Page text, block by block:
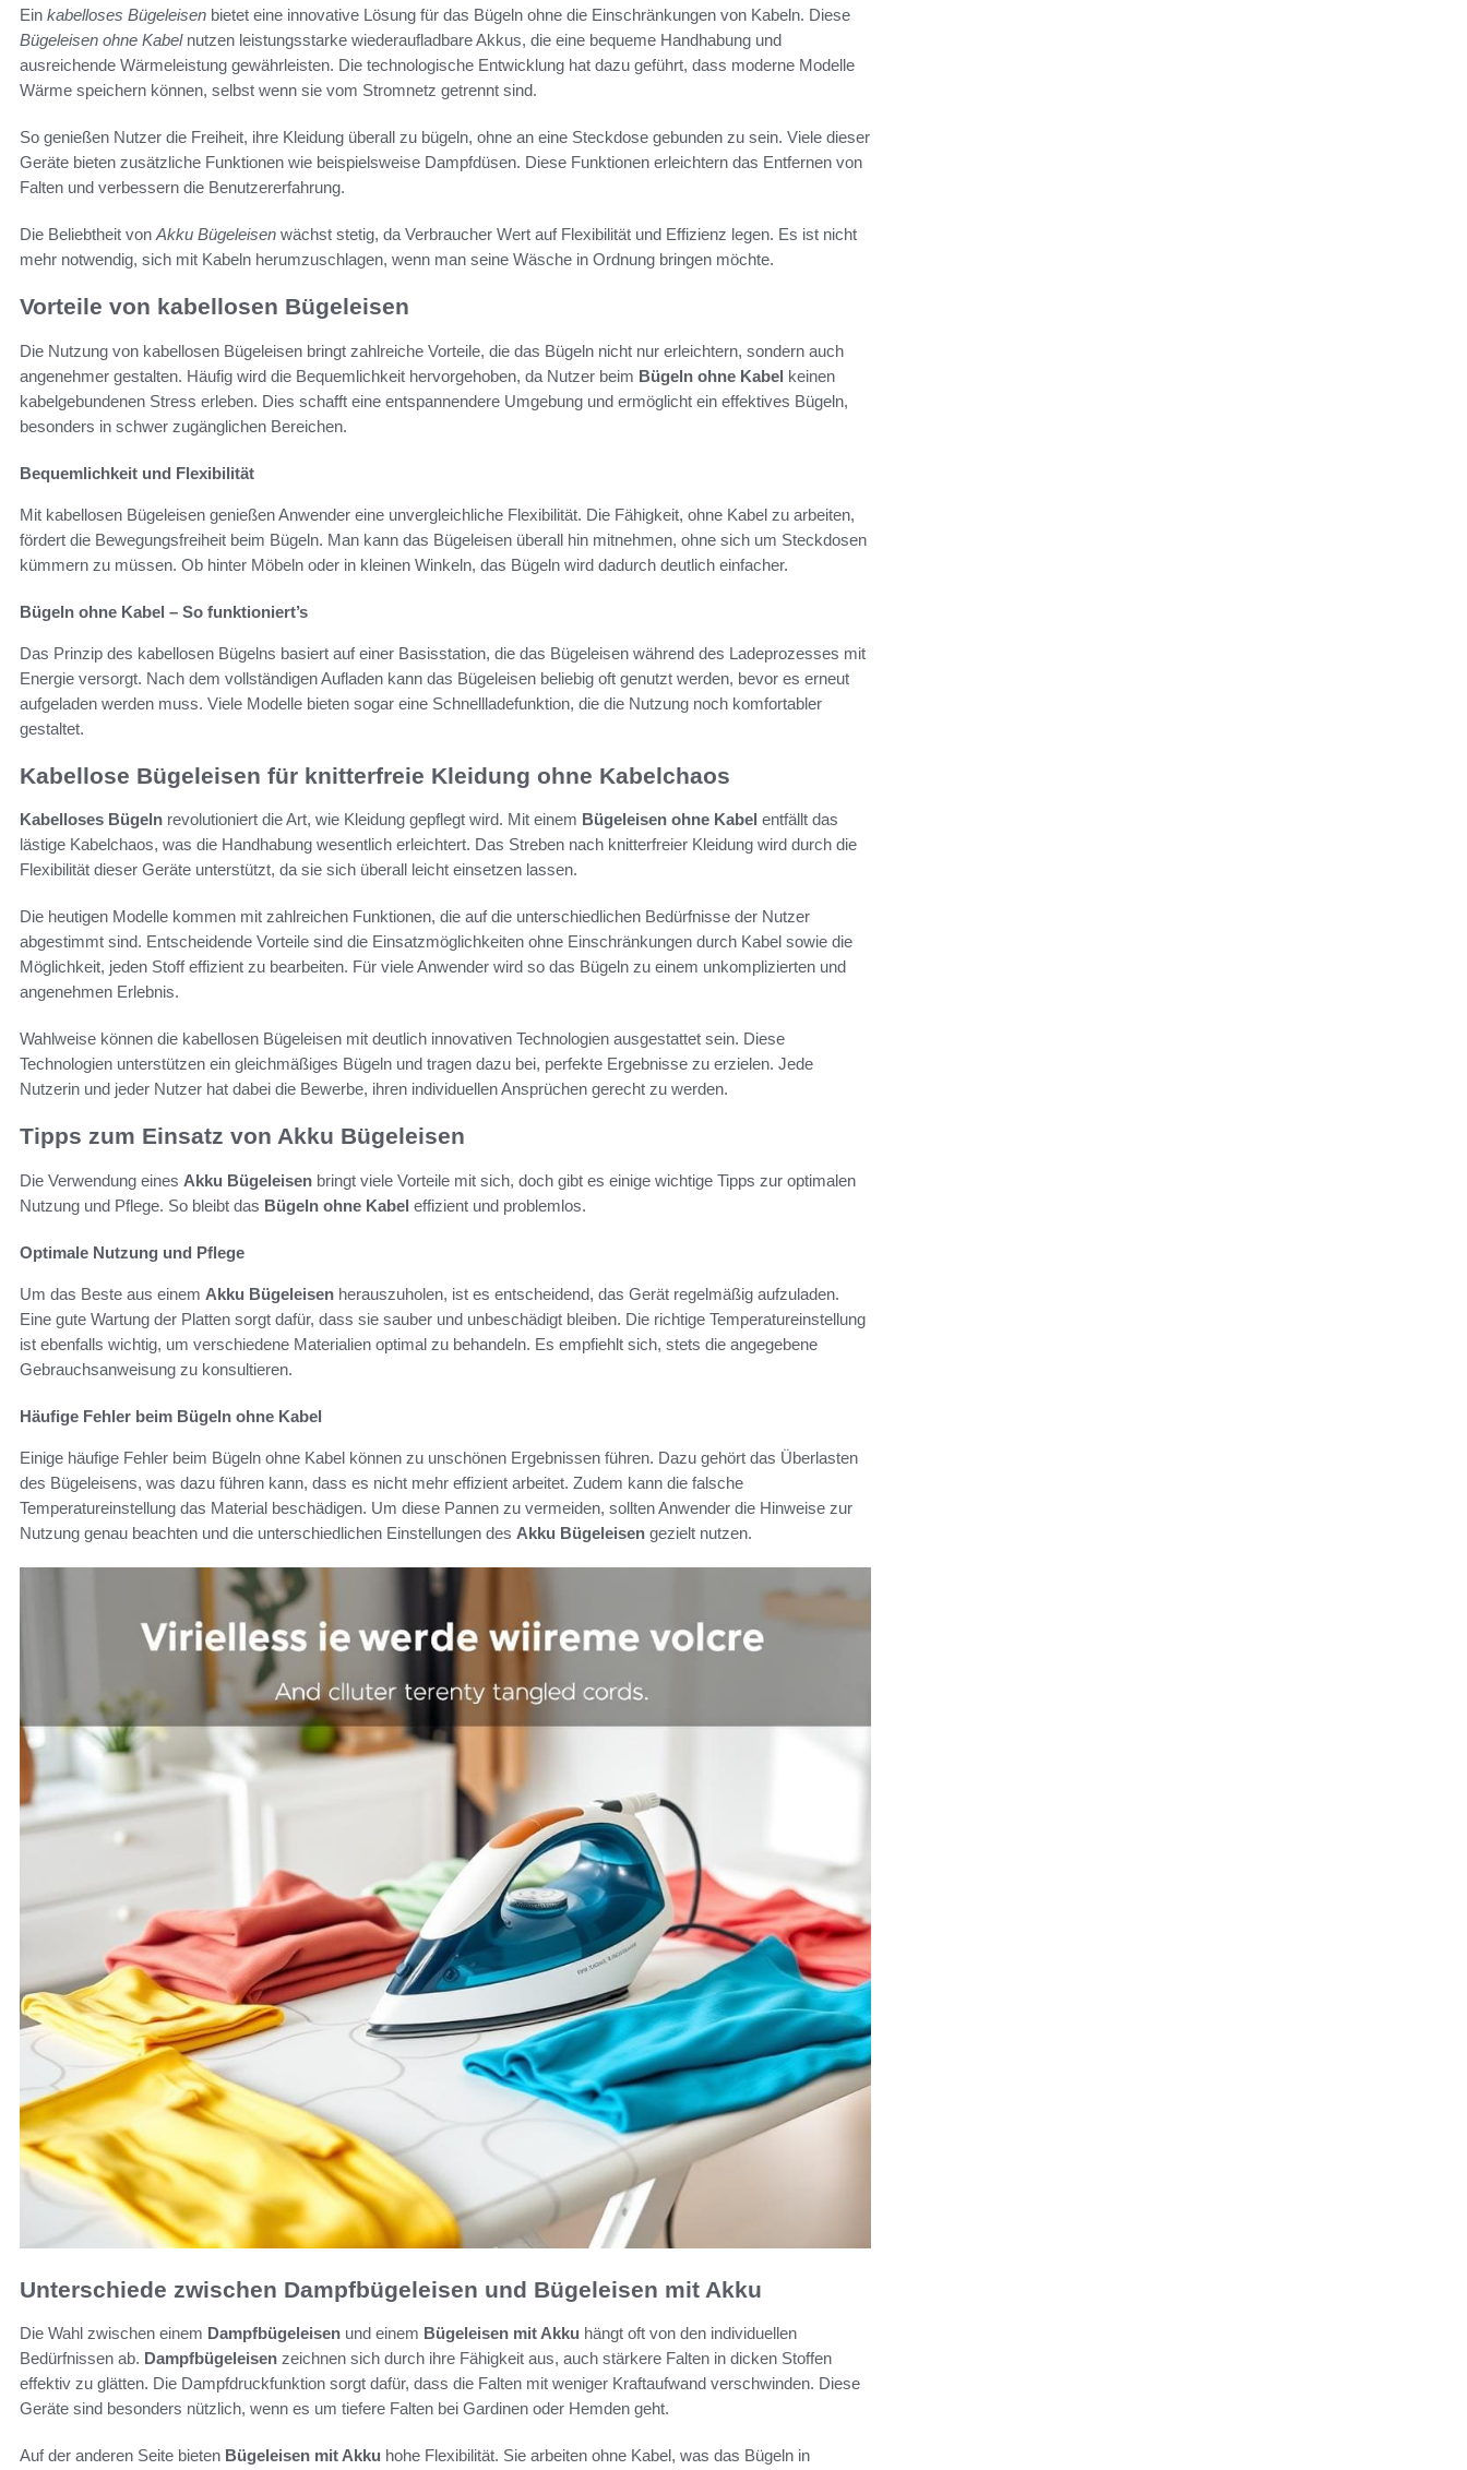
Ein kabelloses Bügeleisen bietet eine innovative Lösung für das Bügeln ohne die Einschränkungen von Kabeln. Diese
Bügeleisen ohne Kabelnutzen leistungsstarke wiederaufladbare Akkus, die eine bequeme Handhabung und
ausreichende Wärmeleistung gewährleisten. Die technologische Entwicklung hat dazu geführt, dass moderne Modelle
Wärme speichern können, selbst wenn sie vom Stromnetz getrennt sind.
So genießen Nutzer die Freiheit, ihre Kleidung überall zu bügeln, ohne an eine Steckdose gebunden zu sein. Viele dieser
Geräte bieten zusätzliche Funktionen wie beispielsweise Dampfdüsen. Diese Funktionen erleichtern das Entfernen von
Falten und verbessern die Benutzererfahrung.
Die Beliebtheit vonAkku Bügeleisen wächst stetig, da Verbraucher Wert auf Flexibilität und Effizienz legen. Es ist nicht
mehr notwendig, sich mit Kabeln herumzuschlagen, wenn man seine Wäsche in Ordnung bringen möchte.
Vorteile von kabellosen Bügeleisen
Die Nutzung von kabellosen Bügeleisen bringt zahlreiche Vorteile, die das Bügeln nicht nur erleichtern, sondern auch
angenehmer gestalten. Häufig wird die Bequemlichkeit hervorgehoben, da Nutzer beim Bügeln ohne Kabel keinen
kabelgebundenen Stress erleben. Dies schafft eine entspannendere Umgebung und ermöglicht ein effektives Bügeln,
besonders in schwer zugänglichen Bereichen.
Bequemlichkeit und Flexibilität
Mit kabellosen Bügeleisen genießen Anwender eine unvergleichliche Flexibilität. Die Fähigkeit, ohne Kabel zu arbeiten,
fördert die Bewegungsfreiheit beim Bügeln. Man kann das Bügeleisen überall hin mitnehmen, ohne sich um Steckdosen
kümmern zu müssen. Ob hinter Möbeln oder in kleinen Winkeln, das Bügeln wird dadurch deutlich einfacher.
Bügeln ohne Kabel – So funktioniert’s
Das Prinzip des kabellosen Bügelns basiert auf einer Basisstation, die das Bügeleisen während des Ladeprozesses mit
Energie versorgt. Nach dem vollständigen Aufladen kann das Bügeleisen beliebig oft genutzt werden, bevor es erneut
aufgeladen werden muss. Viele Modelle bieten sogar eine Schnellladefunktion, die die Nutzung noch komfortabler
gestaltet.
Kabellose Bügeleisen für knitterfreie Kleidung ohne Kabelchaos
Kabelloses Bügeln revolutioniert die Art, wie Kleidung gepflegt wird. Mit einem Bügeleisen ohne Kabel entfällt das
lästige Kabelchaos, was die Handhabung wesentlich erleichtert. Das Streben nach knitterfreier Kleidung wird durch die
Flexibilität dieser Geräte unterstützt, da sie sich überall leicht einsetzen lassen.
Die heutigen Modelle kommen mit zahlreichen Funktionen, die auf die unterschiedlichen Bedürfnisse der Nutzer
abgestimmt sind. Entscheidende Vorteile sind die Einsatzmöglichkeiten ohne Einschränkungen durch Kabel sowie die
Möglichkeit, jeden Stoff effizient zu bearbeiten. Für viele Anwender wird so das Bügeln zu einem unkomplizierten und
angenehmen Erlebnis.
Wahlweise können die kabellosen Bügeleisen mit deutlich innovativen Technologien ausgestattet sein. Diese
Technologien unterstützen ein gleichmäßiges Bügeln und tragen dazu bei, perfekte Ergebnisse zu erzielen. Jede
Nutzerin und jeder Nutzer hat dabei die Bewerbe, ihren individuellen Ansprüchen gerecht zu werden.
Tipps zum Einsatz von Akku Bügeleisen
Die Verwendung eines Akku Bügeleisen bringt viele Vorteile mit sich, doch gibt es einige wichtige Tipps zur optimalen
Nutzung und Pflege. So bleibt das Bügeln ohne Kabel effizient und problemlos.
Optimale Nutzung und Pflege
Um das Beste aus einem Akku Bügeleisen herauszuholen, ist es entscheidend, das Gerät regelmäßig aufzuladen.
Eine gute Wartung der Platten sorgt dafür, dass sie sauber und unbeschädigt bleiben. Die richtige Temperatureinstellung
ist ebenfalls wichtig, um verschiedene Materialien optimal zu behandeln. Es empfiehlt sich, stets die angegebene
Gebrauchsanweisung zu konsultieren.
Häufige Fehler beim Bügeln ohne Kabel
Einige häufige Fehler beim Bügeln ohne Kabel können zu unschönen Ergebnissen führen. Dazu gehört das Überlasten
des Bügeleisens, was dazu führen kann, dass es nicht mehr effizient arbeitet. Zudem kann die falsche
Temperatureinstellung das Material beschädigen. Um diese Pannen zu vermeiden, sollten Anwender die Hinweise zur
Nutzung genau beachten und die unterschiedlichen Einstellungen des Akku Bügeleisen gezielt nutzen.
Unterschiede zwischen Dampfbügeleisen und Bügeleisen mit Akku
Die Wahl zwischen einem Dampfbügeleisen und einem Bügeleisen mit Akku hängt oft von den individuellen
Bedürfnissen ab. Dampfbügeleisen zeichnen sich durch ihre Fähigkeit aus, auch stärkere Falten in dicken Stoffen
effektiv zu glätten. Die Dampfdruckfunktion sorgt dafür, dass die Falten mit weniger Kraftaufwand verschwinden. Diese
Geräte sind besonders nützlich, wenn es um tiefere Falten bei Gardinen oder Hemden geht.
Auf der anderen Seite bieten Bügeleisen mit Akku hohe Flexibilität. Sie arbeiten ohne Kabel, was das Bügeln in